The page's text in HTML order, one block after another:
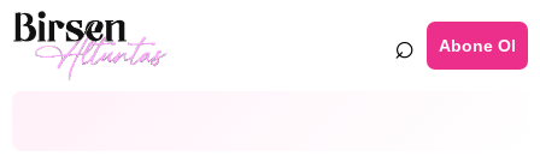
⌕ Abone Ol